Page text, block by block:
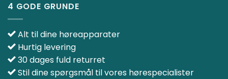
4 GODE GRUNDE
Alt til dine høreapparater
Hurtig levering
30 dages fuld returret
Stil dine spørgsmål til vores hørespecialister